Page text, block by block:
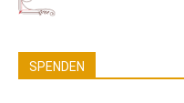
SPENDEN